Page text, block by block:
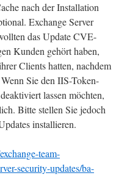
nach der Installation
Exchange Server
das Update CVE-
Kunden gehört haben,
Clients hatten, nachdem
Sie den IIS-Token-
lassen möchten,
Bitte stellen Sie jedoch
installieren.
team-
security-updates/ba-